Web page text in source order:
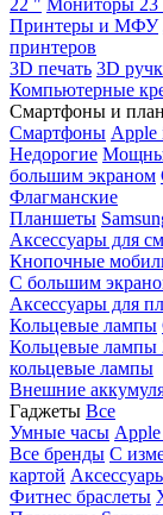
22 " Мониторы 23
Принтеры и МФУ
принтеров
3D печать 3D
Компьютерные
Смартфоны и
Смартфоны Apple
Недорогие
большим экраном
Флагманские
Планшеты
Аксессуары для
Кнопочные
С большим
Аксессуары для
Кольцевые лампы
Кольцевые лампы
кольцевые лампы
Внешние
Гаджеты Все
Умные часы Apple
Все бренды C
картой
Фитнес браслеты